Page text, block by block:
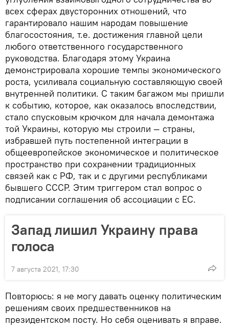
всех сферах двусторонних отношений, что
гарантировало нашим народам повышение
благосостояния, т.е. достижения главной цели
любого ответственного государственного
руководства. Благодаря этому Украина
демонстрировала хорошие темпы экономического
роста, усиливала социальную составляющую своей
внутренней политики. С таким багажом мы пришли
к событию, которое, как оказалось впоследствии,
стало спусковым крючком для начала демонтажа
той Украины, которую мы строили — страны,
избравшей путь постепенной интеграции в
общеевропейское экономическое и политическое
пространство при сохранении традиционных
связей как с РФ, так и с другими республиками
бывшего СССР. Этим триггером стал вопрос о
подписании соглашения об ассоциации с ЕС.
Запад лишил Украину права
голоса
7 августа 2021, 17:30
Повторюсь: я не могу давать оценку политическим
решениям своих предшественников на
президентском посту. Но себя оценивать я вправе.